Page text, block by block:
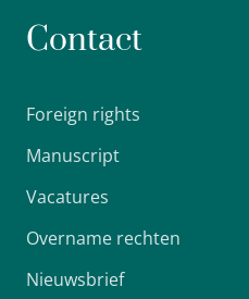
Contact
Foreign rights
Manuscript
Vacatures
Overname rechten
Nieuwsbrief